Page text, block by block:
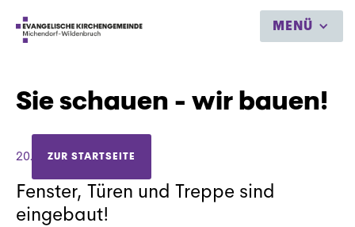
MENÜ
ZUR STARTSEITE
Sie schauen - wir bauen!
20.3.2021
Fenster, Türen und Treppe sind
eingebaut!